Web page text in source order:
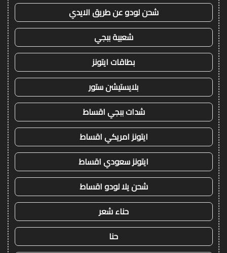
شحن لودو عن طريق الايدي
شعبية ببجي
بطاقات ايتونز
بلايستيشن ستور
شدات ببجي اقساط
ايتونز امريكي اقساط
ايتونز سعودي اقساط
شحن يلا لودو اقساط
حناء شعر
حنا